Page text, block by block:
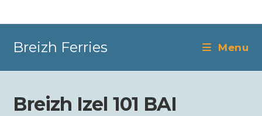
Breizh Ferries Menu
Breizh Izel 101 BAI